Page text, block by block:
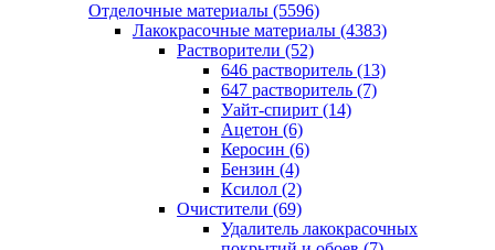
Отделочные материалы (5596)
Лакокрасочные материалы (4383)
Растворители (52)
646 растворитель (13)
647 растворитель (7)
Уайт-спирит (14)
Ацетон (6)
Керосин (6)
Бензин (4)
Ксилол (2)
Очистители (69)
Удалитель лакокрасочных